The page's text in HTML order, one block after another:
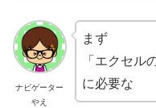
ナビゲーター
やえ
まず
「エクセル
に必要な